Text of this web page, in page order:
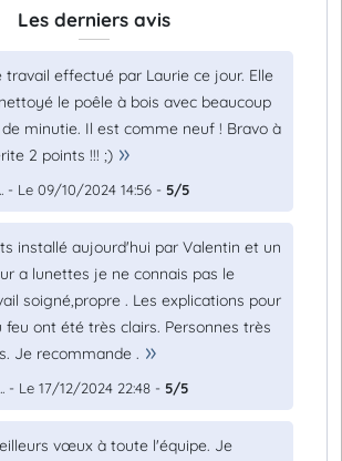
Les derniers avis
travail effectué par Laurie ce jour. Elle
le poêle à bois avec beaucoup
minutie. Il est comme neuf ! Bravo à
2 points !!! ;)
- Le 09/10/2024 14:56 - 5/5
installé aujourd'hui par Valentin et un
a lunettes je ne connais pas le
soigné,propre . Les explications pour
feu ont été très clairs. Personnes très
Je recommande .
- Le 17/12/2024 22:48 - 5/5
vœux à toute l'équipe. Je